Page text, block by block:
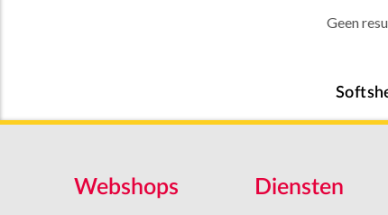
Geen
Webshops Diensten